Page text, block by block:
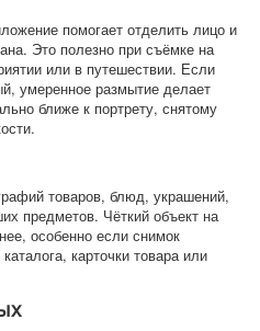
помогает отделить лицо и
Это полезно при съёмке на
или в путешествии. Если
умеренное размытие делает
ближе к портрету, снятому
товаров, блюд, украшений,
предметов. Чёткий объект на
особенно если снимок
карточки товара или